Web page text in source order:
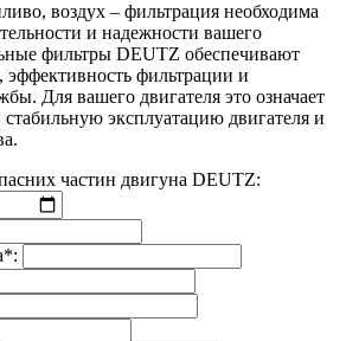
воздух – фильтрация необходима
и надежности вашего
фильтры DEUTZ обеспечивают
эффективность фильтрации и
Для вашего двигателя это означает
эксплуатацию двигателя и
частин двигуна DEUTZ: